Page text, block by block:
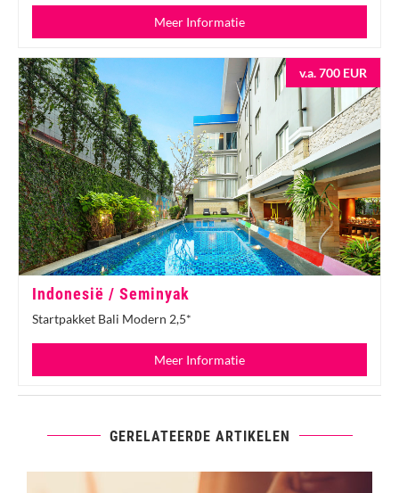
Meer Informatie
v.a. 700 EUR
Indonesië / Seminyak
Startpakket Bali Modern 2,5*
Meer Informatie
GERELATEERDE ARTIKELEN